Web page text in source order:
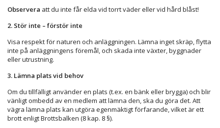
Observera att du inte får elda vid torrt väder eller vid hård blåst!
2. Stör inte – förstör inte
Visa respekt för naturen och anläggningen. Lämna inget skräp, flytta
inte på anläggningens föremål, och skada inte växter, byggnader
eller utrustning.
3. Lämna plats vid behov
Om du tillfälligt använder en plats (t.ex. en bänk eller brygga) och blir
vänligt ombedd av en medlem att lämna den, ska du göra det. Att
vägra lämna plats kan utgöra egenmäktigt förfarande, vilket är ett
brott enligt Brottsbalken (8 kap. 8 §).